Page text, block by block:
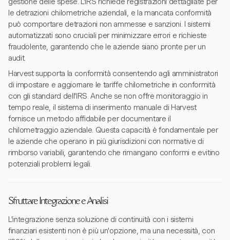
le detrazioni chilometriche aziendali, e la mancata conformità
può comportare detrazioni non ammesse e sanzioni. I sistemi
automatizzati sono cruciali per minimizzare errori e richieste
fraudolente, garantendo che le aziende siano pronte per un
audit.
Harvest supporta la conformità consentendo agli amministratori
di impostare e aggiornare le tariffe chilometriche in conformità
con gli standard dell'IRS. Anche se non offre monitoraggio in
tempo reale, il sistema di inserimento manuale di Harvest
fornisce un metodo affidabile per documentare il
chilometraggio aziendale. Questa capacità è fondamentale per
le aziende che operano in più giurisdizioni con normative di
rimborso variabili, garantendo che rimangano conformi e evitino
potenziali problemi legali.
Sfruttare Integrazione e Analisi
L'integrazione senza soluzione di continuità con i sistemi
finanziari esistenti non è più un'opzione, ma una necessità, con